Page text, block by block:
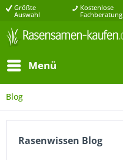
Größte
Auswahl
Kostenlose
Fachberatung
Menü
Blog
Rasenwissen Blog